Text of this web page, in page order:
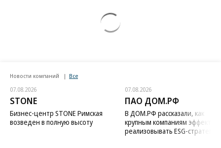
Новости компаний
07.08.2026
STONE
Бизнес-центр STONE Римская
07.08.2026
ПАО ДОМ.РФ
В ДОМ.РФ рассказали, как
крупным компаниям